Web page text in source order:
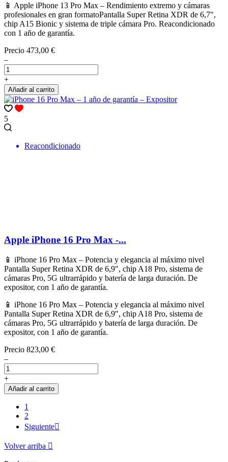
📱 Apple iPhone 13 Pro Max – Rendimiento extremo y cámaras
profesionales en gran formatoPantalla Super Retina XDR de 6,7",
chip A15 Bionic y sistema de triple cámara Pro. Reacondicionado
con 1 año de garantía.
Precio 473,00 €
–
+
Añadir al carrito
5
Reacondicionado
Apple iPhone 16 Pro Max -...
📱 iPhone 16 Pro Max – Potencia y elegancia al máximo nivel
Pantalla Super Retina XDR de 6,9", chip A18 Pro, sistema de
cámaras Pro, 5G ultrarrápido y batería de larga duración. De
expositor, con 1 año de garantía.
📱 iPhone 16 Pro Max – Potencia y elegancia al máximo nivel
Pantalla Super Retina XDR de 6,9", chip A18 Pro, sistema de
cámaras Pro, 5G ultrarrápido y batería de larga duración. De
expositor, con 1 año de garantía.
Precio 823,00 €
–
+
Añadir al carrito
1
2
Siguiente
Volver arriba 